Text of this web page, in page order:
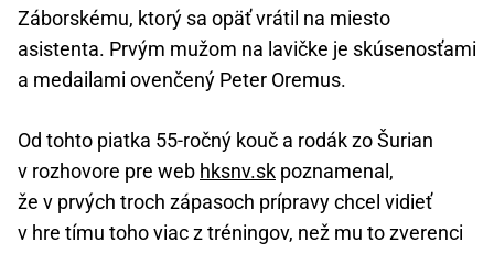
Záborskému, ktorý sa opäť vrátil na miesto
asistenta. Prvým mužom na lavičke je skúsenosťami
a medailami ovenčený Peter Oremus.
Od tohto piatka 55-ročný kouč a rodák zo Šurian
v rozhovore pre web hksnv.sk poznamenal,
že v prvých troch zápasoch prípravy chcel vidieť
v hre tímu toho viac z tréningov, než mu to zverenci